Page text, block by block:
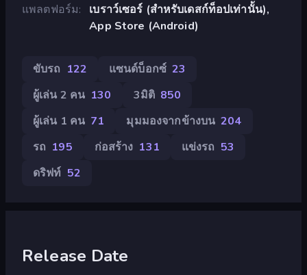
แพลตฟอร์ม
เบราว์เซอร์ (สำหรับเดสก์ท็อปเท่านั้น),
App Store (Android)
ขับรถ 122 แซนด์บ็อกซ์ 23
ผู้เล่น 2 คน 130 3มิติ 850
ผู้เล่น 1 คน 71 มุมมองจากข้างบน 204
รถ 195 ก่อสร้าง 131 แข่งรถ 53
ดริฟท์ 52
Release Date